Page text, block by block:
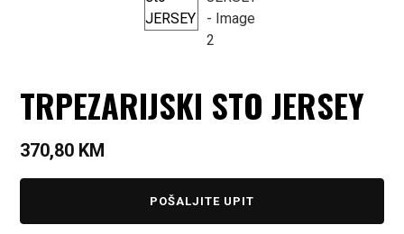
TRPEZARIJSKI STO JERSEY
370,80 KM
POŠALJITE UPIT